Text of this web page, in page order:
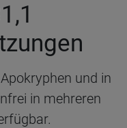
und in
in mehreren